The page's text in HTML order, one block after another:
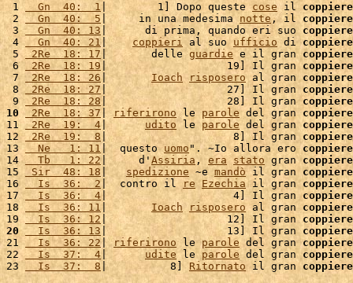
1
  Gn  40:  1
|        1] Dopo queste cose il coppiere
2
  Gn  40:  5
|     in una medesima notte, il coppiere
3
  Gn  40: 13
|      di prima, quando eri suo coppiere
4
  Gn  40: 21
| coppieri al suo ufficio di coppiere
5 2Re  18: 17 |       delle guardie e il gran coppiere
6 2Re  18: 19 |                   19] Il gran coppiere
7
2Re  18: 26| Ioach risposero al gran coppiere
8 2Re  18: 27 |                   27] Il gran coppiere
9 2Re  18: 28|                   28] Il gran coppiere
10
2Re  18: 37 | riferirono le parole del gran coppiere
11 2Re  19:  4 | udito le parole del gran coppiere
12
2Re  19:  8 |                    8] Il gran coppiere
13
  Ne   1: 11
|  questo uomo". ~Io allora ero coppiere
14
  Tb   1: 22
|     d' Assiria, era stato gran coppiere
15 Sir  48: 18 | spedizione ~e mandò il gran coppiere
16
  Is  36:  2
|  contro il re Ezechia il gran coppiere
17
  Is  36:  4
|                    4] Il gran coppiere
18
  Is  36: 11
| Ioach risposero al gran coppiere
19
  Is  36: 12
|                   12] Il gran coppiere
20
  Is  36: 13
|                   13] Il gran coppiere
21
  Is  36: 22
| riferirono le parole del gran coppiere
22
  Is  37:  4
| udite le parole del gran coppiere
23
  Is  37:  8
|          8] Ritornato il gran coppiere